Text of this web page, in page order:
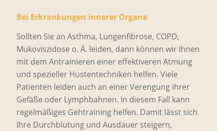
Bei Erkrankungen innerer Organe
Sollten Sie an Asthma, Lungenfibrose, COPD,
Mukoviszidose o. Ä. leiden, dann können wir Ihnen
mit dem Antrainieren einer effektiveren Atmung
und spezieller Hustentechniken helfen. Viele
Patienten leiden auch an einer Verengung ihrer
Gefäße oder Lymphbahnen. In diesem Fall kann
regelmäßiges Gehtraining helfen. Damit lässt sich
Ihre Durchblutung und Ausdauer steigern,